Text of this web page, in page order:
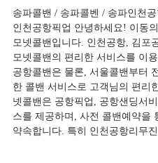
송파콜밴 / 송파콜벤 / 송파인천
인천공항픽업 안녕하세요! 이동
모넷콜밴입니다. 인천공항, 김포
모넷콜밴의 편리한 서비스를 이
공항콜밴은 물론, 서울콜밴부터
한 콜밴 서비스로 고객님의 편리
넷콜밴은 공항픽업, 공항샌딩서
스를 제공하며, 사전 콜밴예약을
약속합니다. 특히 인천공항리무